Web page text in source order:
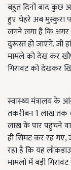
बहुत दिनों बाद कुछ
हुए चेहरे अब मुस्कुरा
लगने लगा है कि अगर
दुरूस्त हो जाएंगे. जी
मामले को देख कर
गिरावट को देखकर
स्वास्थ्य मंत्रालय के
तकरीबन 1 लाख तक
लाख के पार पहुंचने
ही सिमट कर रह गए,
रहा है कि यह
मामलों में बड़ी